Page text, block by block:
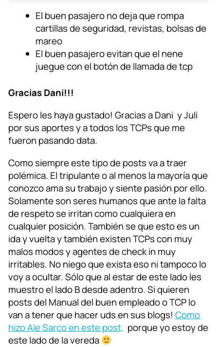
El buen pasajero no deja que rompa
cartillas de seguridad, revistas, bolsas de
mareo
El buen pasajero evitan que el nene
juegue con el botón de llamada de tcp
Gracias Dani!!!
Espero les haya gustado! Gracias a Dani y Juli
por sus aportes y a todos los TCPs que me
fueron pasando data.
Como siempre este tipo de posts va a traer
polémica. El tripulante o al menos la mayoría que
conozco ama su trabajo y siente pasión por ello.
Solamente son seres humanos que ante la falta
de respeto se irritan como cualquiera en
cualquier posición. También se que esto es un
ida y vuelta y también existen TCPs con muy
malos modos y agentes de check in muy
irritables. No niego que exista eso ni tampoco lo
voy a ocultar. Sólo que al estar de este lado les
muestro el lado B desde adentro. Si quieren
posts del Manual del buen empleado o TCP lo
van a tener que hacer uds en sus blogs! Como
hizo Ale Sarco en este post, porque yo estoy de
este lado de la vereda